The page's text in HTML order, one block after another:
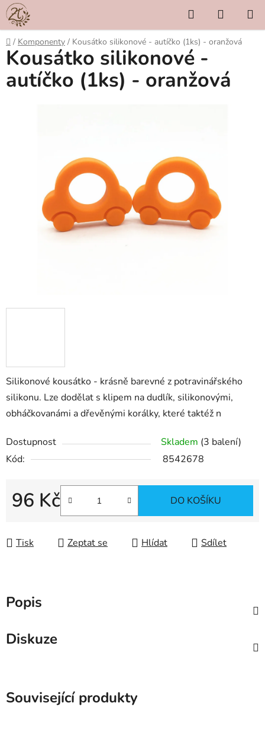
Přejít
na
obsah
Hledat
KOŠÍK
Domů
/ Komponenty / Kousátko silikonové - autíčko (1ks) - oranžová
Silikonové kousátko - krásně barevné z potravinářského
silikonu. Lze dodělat s klipem na dudlík, silikonovými,
obháčkovanámi a dřevěnými korálky, které taktéž n
Dostupnost Skladem (3 balení)
Kód:
8542678
96 Kč
Měrná cena:
DO KOŠÍKU
Tisk Zeptat se Hlídat Sdílet
Kousátko silikonové -
autíčko (1ks) - oranžová
Popis
Diskuze
Související produkty